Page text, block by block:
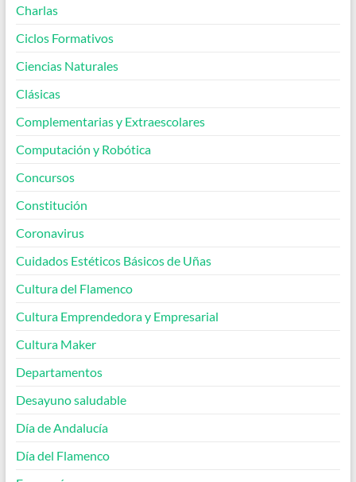
Charlas
Ciclos Formativos
Ciencias Naturales
Clásicas
Complementarias y Extraescolares
Computación y Robótica
Concursos
Constitución
Coronavirus
Cuidados Estéticos Básicos de Uñas
Cultura del Flamenco
Cultura Emprendedora y Empresarial
Cultura Maker
Departamentos
Desayuno saludable
Día de Andalucía
Día del Flamenco